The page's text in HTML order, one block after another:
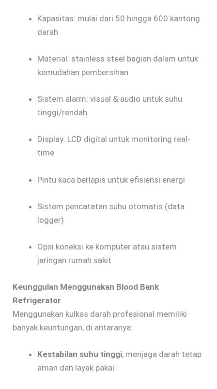
Kapasitas: mulai dari 50 hingga 600 kantong
darah
Material: stainless steel bagian dalam untuk
kemudahan pembersihan
Sistem alarm: visual & audio untuk suhu
tinggi/rendah
Display: LCD digital untuk monitoring real-
time
Pintu kaca berlapis untuk efisiensi energi
Sistem pencatatan suhu otomatis (data
logger)
Opsi koneksi ke komputer atau sistem
jaringan rumah sakit
Keunggulan Menggunakan Blood Bank
Refrigerator
Menggunakan kulkas darah profesional memiliki
banyak keuntungan, di antaranya:
Kestabilan suhu tinggi, menjaga darah tetap
aman dan layak pakai.